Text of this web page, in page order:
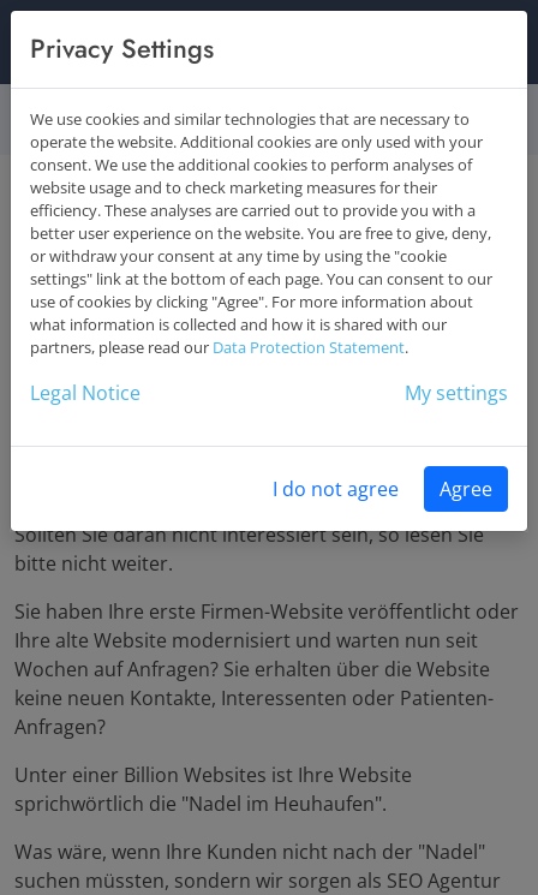
Startseite Leistungen
SEO -
Suchmaschinenoptimierung
Umsatzsteigerung gefällig?
Online-Marketing für Freiberufler, Dienstleister &
Handwerker
zwangsläufig mehr Kunden = einfach mehr Umsatz!
Sollten Sie daran nicht interessiert sein, so lesen Sie
bitte nicht weiter.
Sie haben Ihre erste Firmen-Website veröffentlicht oder
Ihre alte Website modernisiert und warten nun seit
Wochen auf Anfragen? Sie erhalten über die Website
keine neuen Kontakte, Interessenten oder Patienten-
Anfragen?
Unter einer Billion Websites ist Ihre Website
sprichwörtlich die "Nadel im Heuhaufen".
Was wäre, wenn Ihre Kunden nicht nach der "Nadel"
suchen müssten, sondern wir sorgen als SEO Agentur
Privacy Settings
We use cookies and similar technologies that are necessary to
operate the website. Additional cookies are only used with your
consent. We use the additional cookies to perform analyses of
website usage and to check marketing measures for their
efficiency. These analyses are carried out to provide you with a
better user experience on the website. You are free to give, deny,
or withdraw your consent at any time by using the "cookie
settings" link at the bottom of each page. You can consent to our
use of cookies by clicking "Agree". For more information about
what information is collected and how it is shared with our
partners, please read our Data Protection Statement.
Legal Notice My settings
I do not agree Agree